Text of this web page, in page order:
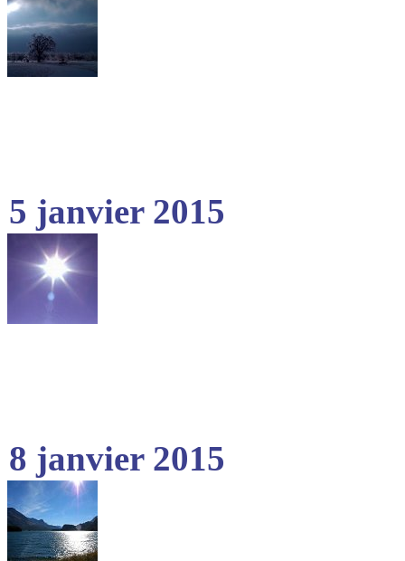
5 janvier 2015
8 janvier 2015